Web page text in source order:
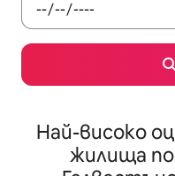
Най-високо
жилища